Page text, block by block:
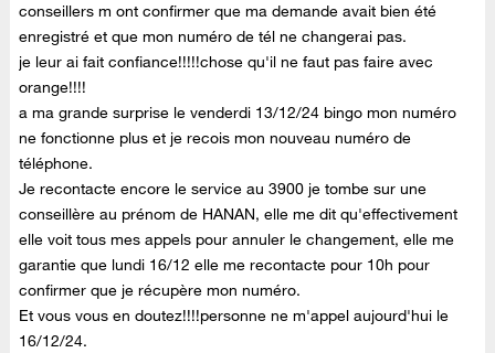
conseillers m ont confirmer que ma demande avait bien été
enregistré et que mon numéro de tél ne changerai pas.
je leur ai fait confiance!!!!!chose qu'il ne faut pas faire avec
orange!!!!
a ma grande surprise le venderdi 13/12/24 bingo mon numéro
ne fonctionne plus et je recois mon nouveau numéro de
téléphone.
Je recontacte encore le service au 3900 je tombe sur une
conseillère au prénom de HANAN, elle me dit qu'effectivement
elle voit tous mes appels pour annuler le changement, elle me
garantie que lundi 16/12 elle me recontacte pour 10h pour
confirmer que je récupère mon numéro.
Et vous vous en doutez!!!!personne ne m'appel aujourd'hui le
16/12/24.